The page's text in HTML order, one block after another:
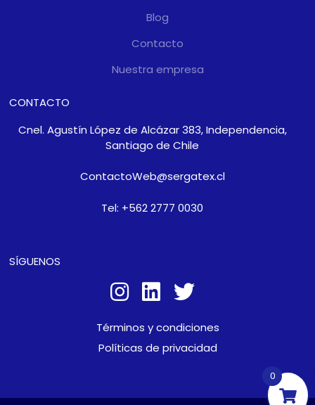
Blog
Contacto
Nuestra empresa
CONTACTO
Cnel. Agustín López de Alcázar 383, Independencia,
Santiago de Chile
ContactoWeb@sergatex.cl
Tel: +562 2777 0030
SÍGUENOS
Términos y condiciones
Políticas de privacidad
0